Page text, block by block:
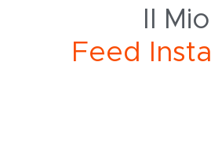
Il Mio
F e d Insta